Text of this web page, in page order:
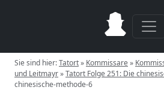
Sie sind hier:Tatort» Kommissare»
und Leitmayr»Tatort Folge 251: Die
chinesische-methode-6